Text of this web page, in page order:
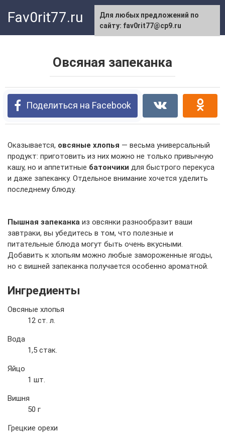
Fav0rit77.ru
Овсяная запеканка
Поделиться на Facebook
Оказывается, овсяные хлопья — весьма универсальный
продукт: приготовить из них можно не только привычную
кашу, но и аппетитные батончики для быстрого перекуса
и даже запеканку. Отдельное внимание хочется уделить
последнему блюду.
Пышная запеканка из овсянки разнообразит ваши
завтраки, вы убедитесь в том, что полезные и
питательные блюда могут быть очень вкусными.
Добавить к хлопьям можно любые замороженные ягоды,
но с вишней запеканка получается особенно ароматной.
Ингредиенты
Овсяные хлопья
12 ст. л.
Вода
1,5 стак.
Яйцо
1 шт.
Вишня
50 г
Грецкие орехи
Для любых предложений по
сайту: fav0rit77@cp9.ru